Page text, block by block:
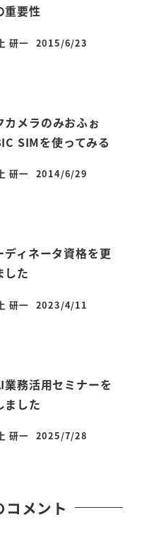
重要性
研一
投稿日
2015/6/23
カメラのみおふぉ
SIMを使ってみる
研一
投稿日
2014/6/29
ディネータ資格を更
した
研一
投稿日
2023/4/11
業務活用セミナーを
ました
研一
投稿日
2025/7/28
コメント